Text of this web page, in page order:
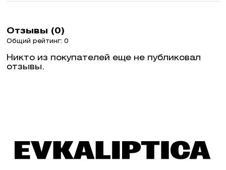
Отзывы (0)
Общий рейтинг: 0
Никто из покупателей еще не публиковал
отзывы.